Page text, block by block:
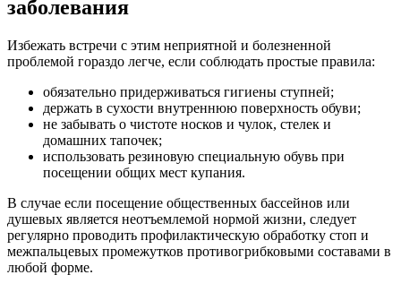
заболевания
Избежать встречи с этим неприятной и болезненной
проблемой гораздо легче, если соблюдать простые правила:
обязательно придерживаться гигиены ступней;
держать в сухости внутреннюю поверхность обуви;
не забывать о чистоте носков и чулок, стелек и
домашних тапочек;
использовать резиновую специальную обувь при
посещении общих мест купания.
В случае если посещение общественных бассейнов или
душевых является неотъемлемой нормой жизни, следует
регулярно проводить профилактическую обработку стоп и
межпальцевых промежутков противогрибковыми составами в
любой форме.